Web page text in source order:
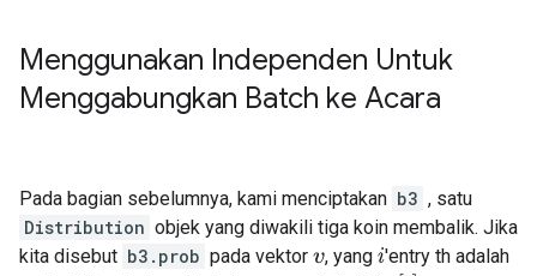
Menggunakan Independen Untuk
Menggabungkan Batch ke Acara
Pada bagian sebelumnya, kami menciptakan b3 , satu
Distribution objek yang diwakili tiga koin membalik. Jika
kita disebut b3.prob pada vektor v, yang i'entry th adalah